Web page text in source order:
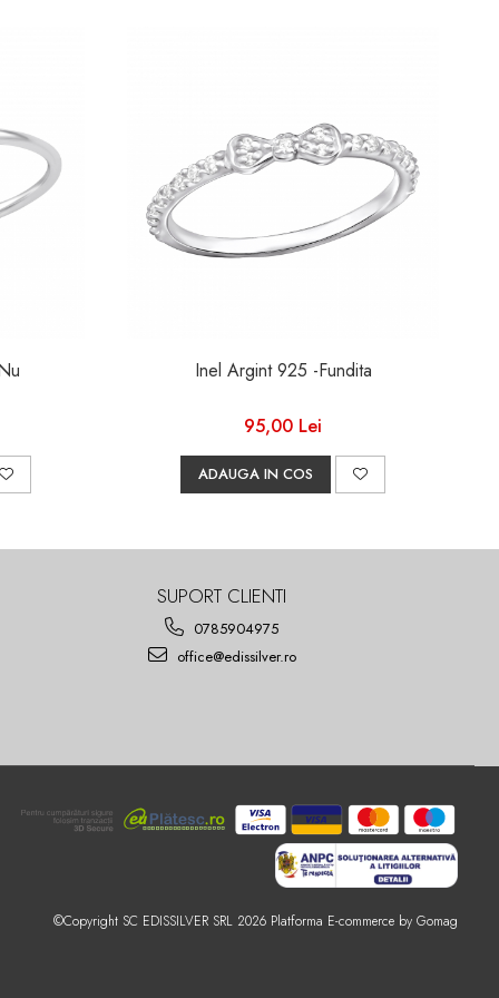
&Nu Inel Argint 925 -Fundita
95,00 Lei
ADAUGA IN COS
SUPORT CLIENTI
0785904975
office@edissilver.ro
©Copyright SC EDISSILVER SRL 2026 Platforma E-commerce by Gomag